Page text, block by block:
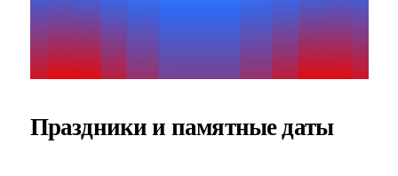
Праздники и памятные даты